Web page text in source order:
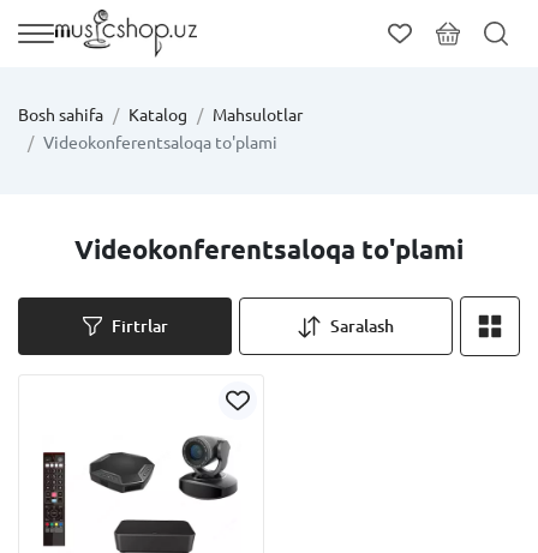
Bosh sahifa Katalog
Mahsulotlar
Videokonferentsaloqa to'plami
Videokonferentsaloqa to'plami
Firtrlar Saralash